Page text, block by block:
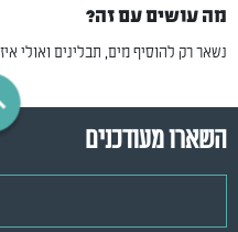
מה עושים עם זה?
נשאר רק להוסיף מים, תבלינים ואולי
השארו מעודכנים